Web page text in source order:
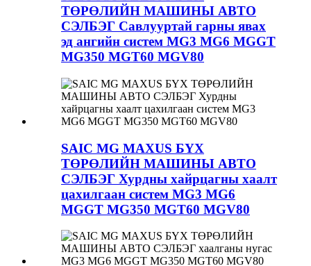
ТӨРӨЛИЙН МАШИНЫ АВТО
СЭЛБЭГ Савлууртай гарны явах
эд ангийн систем MG3 MG6 MGGT
MG350 MGT60 MGV80
SAIC MG MAXUS БҮХ
ТӨРӨЛИЙН МАШИНЫ АВТО
СЭЛБЭГ Хурдны хайрцагны хаалт
цахилгаан систем MG3 MG6
MGGT MG350 MGT60 MGV80